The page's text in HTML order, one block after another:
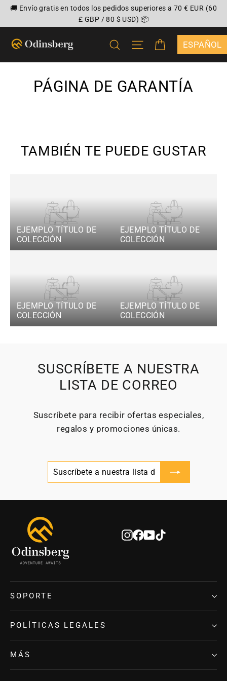
contenido
🚚 Envío gratis en todos los pedidos superiores a 70 € EUR (60
£ GBP / 80 $ USD) 📦
BUSCARNAVEGACIÓN
CARRITO
PÁGINA DE GARANTÍA
TAMBIÉN TE PUEDE GUSTAR
EJEMPLO TÍTULO DE
COLECCIÓN
EJEMPLO TÍTULO DE
COLECCIÓN
EJEMPLO TÍTULO DE
COLECCIÓN
EJEMPLO TÍTULO DE
COLECCIÓN
SUSCRÍBETE A NUESTRA
LISTA DE CORREO
Suscríbete para recibir ofertas especiales,
regalos y promociones únicas.
A
CORREO
Instagram
Facebook
YouTube
SOPORTE
POLÍTICAS LEGALES
MÁS